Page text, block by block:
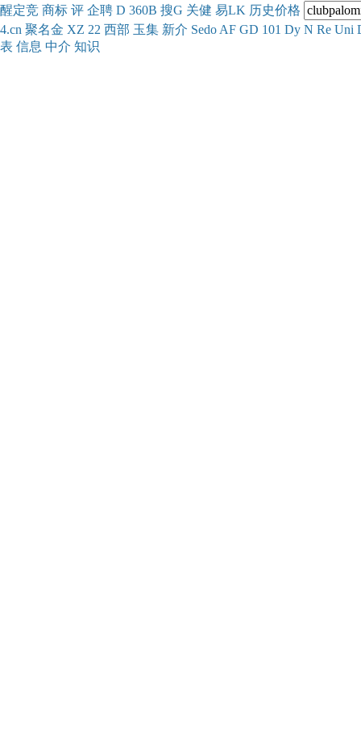
醒定竞 商标 评 企聘 D 360B 搜G 关健 易LK 历史价格
4.cn 聚名金 XZ 22 西部 玉集 新介 Sedo AF GD 101 Dy N Re Uni
表 信息 中介 知识